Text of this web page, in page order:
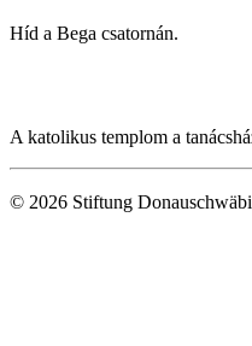
Híd a Bega csatornán.
A katolikus templom a
© 2026 Stiftung